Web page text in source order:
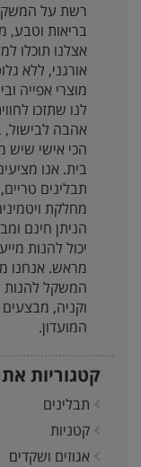
רשת על
בריאות וטבע,
אצלנו תוכלו
אורגני, ללא
מוצרי אפייה
לנו שתזכו
אהבה לבישול,
הכי אישי שיש
בית. אנו
תבלינים טריים,
מחלקת
הניתן חינם
יכול להנות
מראש. אנחנו
וקניה,
המועדון.
קטגוריות
תבלינים
קטניות
אגוזים ושקדים